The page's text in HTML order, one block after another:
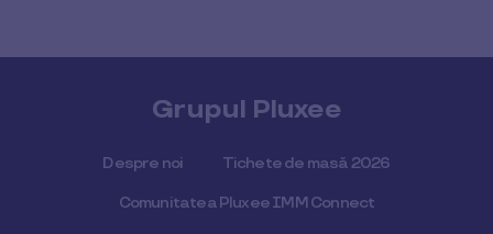
Grupul Pluxee
Despre noi Tichete de masă 2026
Comunitatea Pluxee IMM Connect